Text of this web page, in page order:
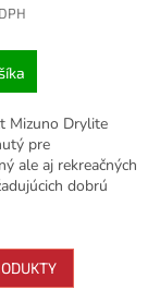
Mizuno Drylite
pre
ale aj rekreačných
dobrú